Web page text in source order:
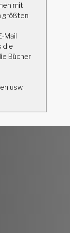
mit
größten
Mail
die
Bücher
usw.